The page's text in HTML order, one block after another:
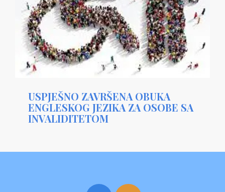
USPJEŠNO ZAVRŠENA OBUKA
ENGLESKOG JEZIKA ZA OSOBE SA
INVALIDITETOM